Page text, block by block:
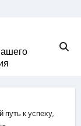
к успеху,